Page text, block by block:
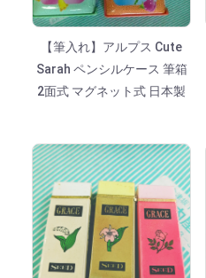
【筆入れ】アルプス Cute
Sarah ペンシルケース 筆箱
2面式 マグネット式 日本製